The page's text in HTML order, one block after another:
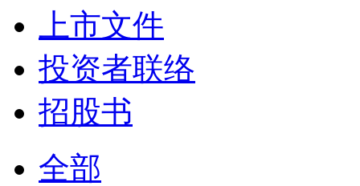
上市文件
投资者联络
招股书
全部